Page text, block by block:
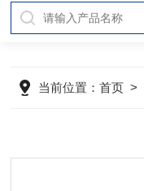
当前位置：首页 >